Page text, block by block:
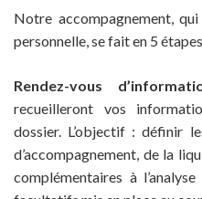
Notre accompagnement,
personnelle, se fait en 5
Rendez-vous
recueilleront vos
dossier. L’objectif : définir
d’accompagnement, de la
complémentaires à